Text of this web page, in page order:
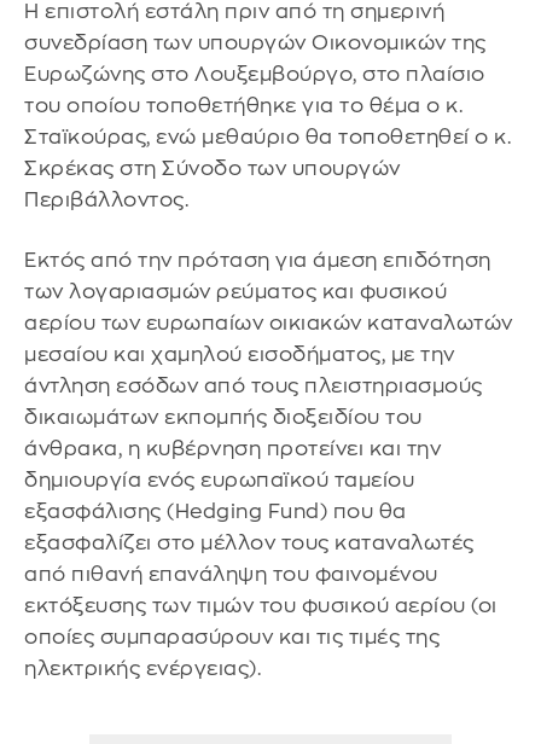
Η επιστολή εστάλη πριν από τη σημερινή
συνεδρίαση των υπουργών Οικονομικών της
Ευρωζώνης στο Λουξεμβούργο, στο πλαίσιο
του οποίου τοποθετήθηκε για το θέμα ο κ.
Σταϊκούρας, ενώ μεθαύριο θα τοποθετηθεί ο κ.
Σκρέκας στη Σύνοδο των υπουργών
Περιβάλλοντος.
Εκτός από την πρόταση για άμεση επιδότηση
των λογαριασμών ρεύματος και φυσικού
αερίου των ευρωπαίων οικιακών καταναλωτών
μεσαίου και χαμηλού εισοδήματος, με την
άντληση εσόδων από τους πλειστηριασμούς
δικαιωμάτων εκπομπής διοξειδίου του
άνθρακα, η κυβέρνηση προτείνει και την
δημιουργία ενός ευρωπαϊκού ταμείου
εξασφάλισης (Hedging Fund) που θα
εξασφαλίζει στο μέλλον τους καταναλωτές
από πιθανή επανάληψη του φαινομένου
εκτόξευσης των τιμών του φυσικού αερίου (οι
οποίες συμπαρασύρουν και τις τιμές της
ηλεκτρικής ενέργειας).